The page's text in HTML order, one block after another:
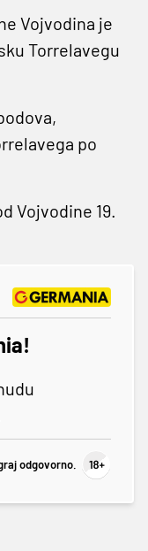
Vojvodina je
Torrelavegu
po
Vojvodine 19.
odgovorno.